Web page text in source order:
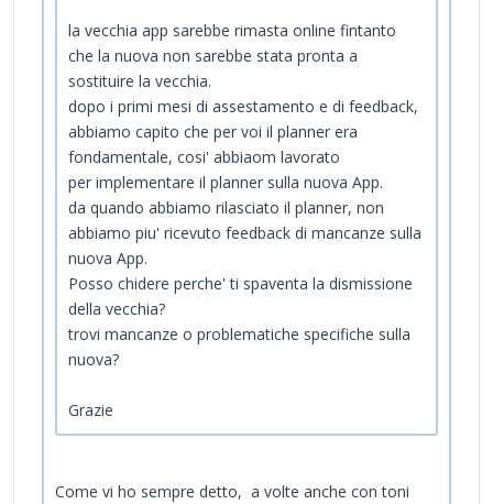
la vecchia app sarebbe rimasta online fintanto
che la nuova non sarebbe stata pronta a
sostituire la vecchia.
dopo i primi mesi di assestamento e di feedback,
abbiamo capito che per voi il planner era
fondamentale, cosi' abbiaom lavorato
per implementare il planner sulla nuova App.
da quando abbiamo rilasciato il planner, non
abbiamo piu' ricevuto feedback di mancanze sulla
nuova App.
Posso chidere perche' ti spaventa la dismissione
della vecchia?
trovi mancanze o problematiche specifiche sulla
nuova?
Grazie
Come vi ho sempre detto, a volte anche con toni